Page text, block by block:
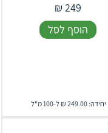
249
₪
הוסף לסל
יחידה: 249.00 ₪ ל-100 מ"ל